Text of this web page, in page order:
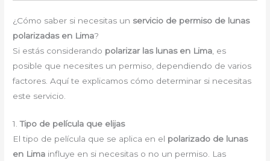
¿Cómo saber si necesitas un servicio de permiso de lunas
polarizadas en Lima?
Si estás considerando polarizar las lunas en Lima , es
posible que necesites un permiso, dependiendo de varios
factores. Aquí te explicamos cómo determinar si necesitas
este servicio.
1.Tipo de película que elijas
El tipo de película que se aplica en el polarizado de lunas
en Lima influye en si necesitas o no un permiso. Las